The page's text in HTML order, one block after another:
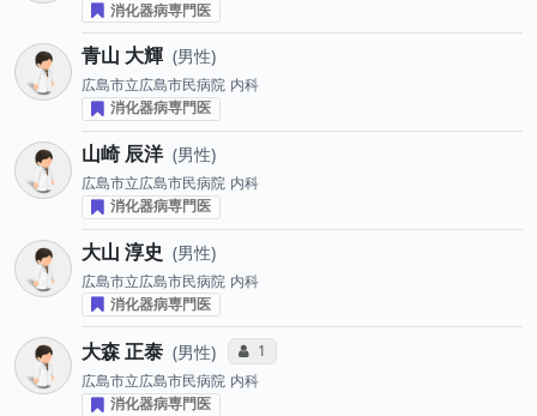
消化器病専門医
青山 大輝 男性
広島市立広島市民病院 内科
消化器病専門医
山崎 辰洋 男性
広島市立広島市民病院 内科
消化器病専門医
大山 淳史 男性
広島市立広島市民病院 内科
消化器病専門医
大森 正泰 男性 コミュニケーション・タイプ投票数
1
広島市立広島市民病院 内科
消化器病専門医